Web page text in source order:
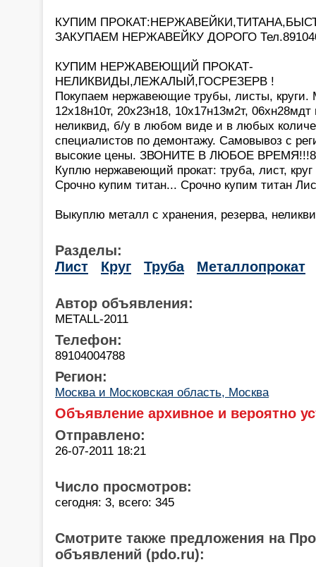
КУПИМ
ЗАКУПАЕМ НЕРЖАВЕЙКУ ДОРОГО
КУПИМ НЕРЖАВЕЮЩИЙ ПРОКАТ-
НЕЛИКВИДЫ,ЛЕЖАЛЫЙ,ГОСРЕЗЕРВ !
Покупаем нержавеющие трубы, листы, круги.
12х18н10т, 20х23н18, 10х17н13м2т,
неликвид, б/у в любом виде и в любых
специалистов по демонтажу. Самовывоз с
высокие цены. ЗВОНИТЕ В ЛЮБОЕ ВРЕМЯ!!!8-
Куплю нержавеющий прокат: труба, лист, круг
Срочно купим титан... Срочно купим титан
Выкуплю металл с хранения, резерва,
Разделы:
Лист
Круг Труба Металлопрокат
Автор объявления:
METALL-2011
Телефон:
89104004788
Регион:
Москва и Московская область, Москва
Объявление архивное и вероятно
Отправлено:
26-07-2011 18:21
Число просмотров:
сегодня: 3, всего: 345
Смотрите также предложения на
объявлений (pdo.ru):